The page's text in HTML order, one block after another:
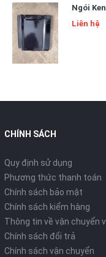
Ngói
Liên hệ
CHÍNH SÁCH
Quy định sử dụng
Phương thức thanh toán
Chính sách bảo mật
Chính sách kiểm hàng
Thông tin về vận chuyển
Chính sách đổi trả
Chính sách vận chuyển